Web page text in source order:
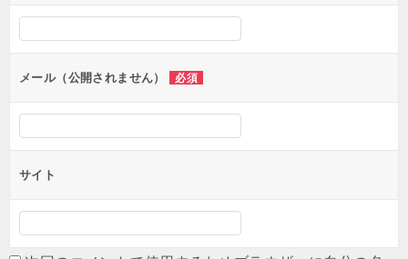
シ
ョ
ンメール（公開されません） 必須
サイト